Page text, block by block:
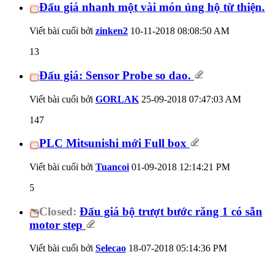
Đấu giá nhanh một vài món ủng hộ từ thiện.
Viết bài cuối bởi zinken2 10-11-2018 08:08:50 AM
13
Đấu giá: Sensor Probe so dao.
Viết bài cuối bởi GORLAK 25-09-2018 07:47:03 AM
147
PLC Mitsunishi mới Full box
Viết bài cuối bởi Tuancoi 01-09-2018 12:14:21 PM
5
Closed: Đấu giá bộ trượt bước răng 1 có sẵn
motor step
Viết bài cuối bởi Selecao 18-07-2018 05:14:36 PM